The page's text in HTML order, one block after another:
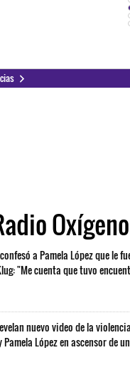
Oxígeno
a Pamela López que le
"Me cuenta que tuvo
nuevo video de la
López en ascensor de un